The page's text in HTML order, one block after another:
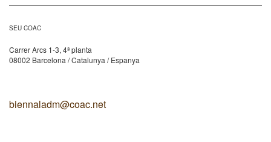
SEU COAC
Carrer Arcs 1-3, 4ª planta
08002 Barcelona / Catalunya / Espanya
biennaladm@coac.net